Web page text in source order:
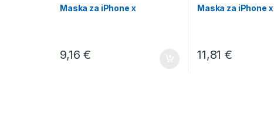
Maska za iPhone x
9,16€
Maska za iPhone x
11,81€